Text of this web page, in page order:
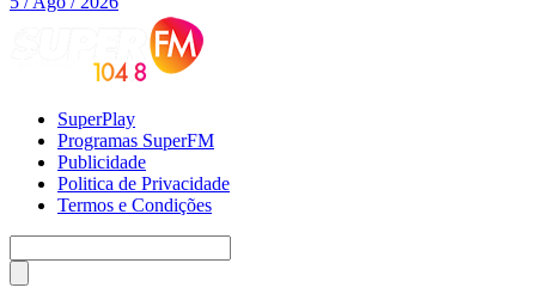
SuperPlay
Programas SuperFM
Publicidade
Politica de Privacidade
Termos e Condições